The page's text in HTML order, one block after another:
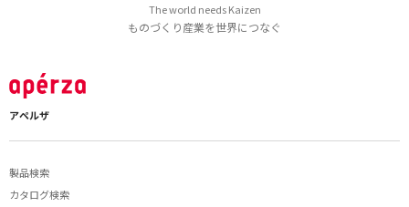
The world needs Kaizen
ものづくり産業を世界につなぐ
アペルザ
製品検索
カタログ検索